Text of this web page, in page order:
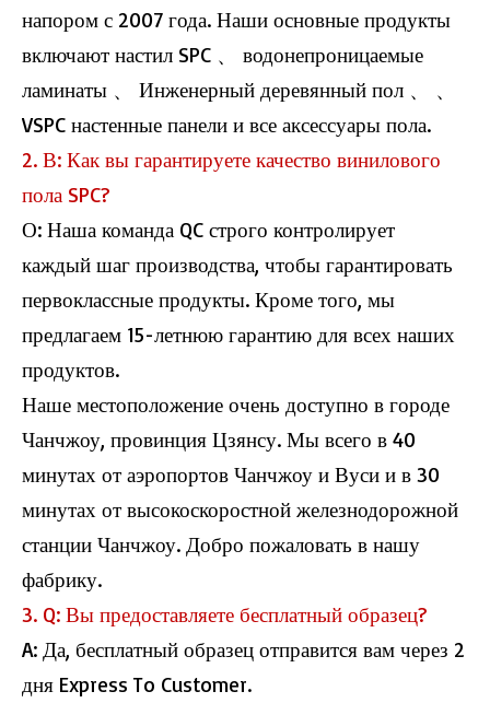
напором с 2007 года. Наши основные продукты
включают настил SPC 、 водонепроницаемые
ламинаты 、 Инженерный деревянный пол 、 、
VSPC настенные панели и все аксессуары пола.
2. В: Как вы гарантируете качество винилового
пола SPC?
О: Наша команда QC строго контролирует
каждый шаг производства, чтобы гарантировать
первоклассные продукты. Кроме того, мы
предлагаем 15-летнюю гарантию для всех наших
продуктов.
Наше местоположение очень доступно в городе
Чанчжоу, провинция Цзянсу. Мы всего в 40
минутах от аэропортов Чанчжоу и Вуси и в 30
минутах от высокоскоростной железнодорожной
станции Чанчжоу. Добро пожаловать в нашу
фабрику.
3. Q: Вы предоставляете бесплатный образец?
A: Да, бесплатный образец отправится вам через 2
дня Express To Customer.